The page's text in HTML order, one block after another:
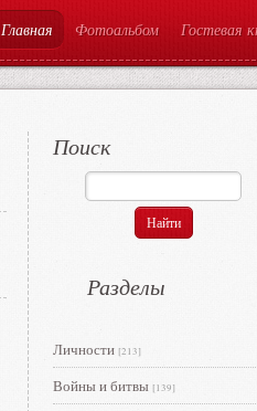
Главная Фотоальбом Гостевая
Поиск
Разделы
Личности [213]
Войны и битвы [139]